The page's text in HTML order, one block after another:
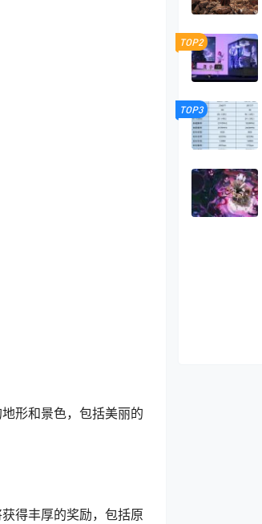
形和景色，包括美丽的
得丰厚的奖励，包括原
TOP2
TOP3